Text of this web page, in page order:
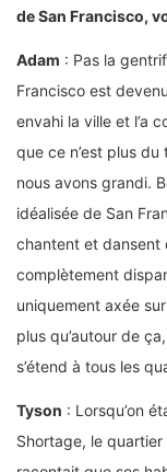
de San Francisco,
Adam : Pas la
Francisco est
envahi la ville et l’a
que ce n’est plus
nous avons grandi.
idéalisée de San
chantent et dansent
complètement
uniquement axée
plus qu’autour de
s’étend à tous les
Tyson : Lorsqu’on
Shortage, le